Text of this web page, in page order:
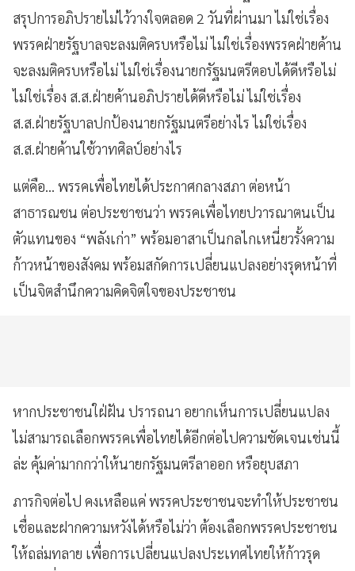
สรุปการอภิปรายไม่ไว้วางใจตลอด 2 วันที่ผ่านมา ไม่ใช่เรื่อง
พรรคฝ่ายรัฐบาลจะลงมติครบหรือไม่ ไม่ใช่เรื่องพรรคฝ่ายค้าน
จะลงมติครบหรือไม่ ไม่ใช่เรื่องนายกรัฐมนตรีตอบได้ดีหรือไม่
ไม่ใช่เรื่อง ส.ส.ฝ่ายค้านอภิปรายได้ดีหรือไม่ ไม่ใช่เรื่อง
ส.ส.ฝ่ายรัฐบาลปกป้องนายกรัฐมนตรีอย่างไร ไม่ใช่เรื่อง
ส.ส.ฝ่ายค้านใช้วาทศิลป์อย่างไร
แต่คือ... พรรคเพื่อไทยได้ประกาศกลางสภา ต่อหน้า
สาธารณชน ต่อประชาชนว่า พรรคเพื่อไทยปวารณาตนเป็น
ตัวแทนของ “พลังเก่า” พร้อมอาสาเป็นกลไกเหนี่ยวรั้งความ
ก้าวหน้าของสังคม พร้อมสกัดการเปลี่ยนแปลงอย่างรุดหน้าที่
เป็นจิตสำนึกความคิดจิตใจของประชาชน
หากประชาชนใฝ่ฝัน ปรารถนา อยากเห็นการเปลี่ยนแปลง
ไม่สามารถเลือกพรรคเพื่อไทยได้อีกต่อไปความชัดเจนเช่นนี้
ล่ะ คุ้มค่ามากกว่าให้นายกรัฐมนตรีลาออก หรือยุบสภา
ภารกิจต่อไป คงเหลือแค่ พรรคประชาชนจะทำให้ประชาชน
เชื่อและฝากความหวังได้หรือไม่ว่า ต้องเลือกพรรคประชาชน
ให้ถล่มทลาย เพื่อการเปลี่ยนแปลงประเทศไทยให้ก้าวรุด